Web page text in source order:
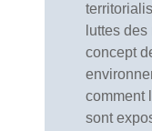
luttes
concept
comment
sont